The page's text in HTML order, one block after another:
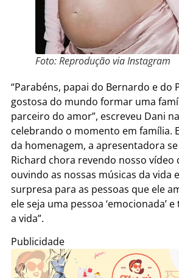
Foto: Reprodução via Instagram
“Parabéns, papai do Bernardo e do
gostosa do mundo formar uma
parceiro do amor”, escreveu Dani
celebrando o momento em família.
da homenagem, a apresentadora
Richard chora revendo nosso vídeo
ouvindo as nossas músicas da vida
surpresa para as pessoas que ele
ele seja uma pessoa ‘emocionada’
a vida”.
Publicidade